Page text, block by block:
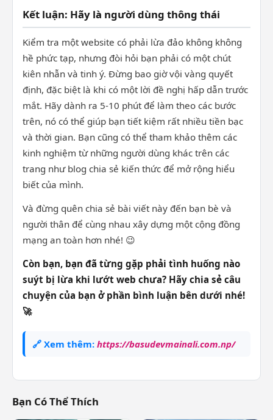
Kết luận: Hãy là người dùng thông thái
Kiểm tra một website có phải lừa đảo không không
hề phức tạp, nhưng đòi hỏi bạn phải có một chút
kiên nhẫn và tinh ý. Đừng bao giờ vội vàng quyết
định, đặc biệt là khi có một lời đề nghị hấp dẫn trước
mắt. Hãy dành ra 5-10 phút để làm theo các bước
trên, nó có thể giúp bạn tiết kiệm rất nhiều tiền bạc
và thời gian. Bạn cũng có thể tham khảo thêm các
kinh nghiệm từ những người dùng khác trên các
trang như blog chia sẻ kiến thức để mở rộng hiểu
biết của mình.
Và đừng quên chia sẻ bài viết này đến bạn bè và
người thân để cùng nhau xây dựng một cộng đồng
mạng an toàn hơn nhé! 😉
Còn bạn, bạn đã từng gặp phải tình huống nào
suýt bị lừa khi lướt web chưa? Hãy chia sẻ câu
chuyện của bạn ở phần bình luận bên dưới nhé!
🚀
🔗 Xem thêm: https://basudevmainali.com.np/
Bạn Có Thể Thích